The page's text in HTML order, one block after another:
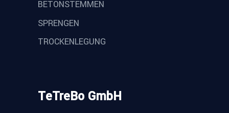
BETONSTEMMEN
SPRENGEN
TROCKENLEGUNG
TeTreBo GmbH